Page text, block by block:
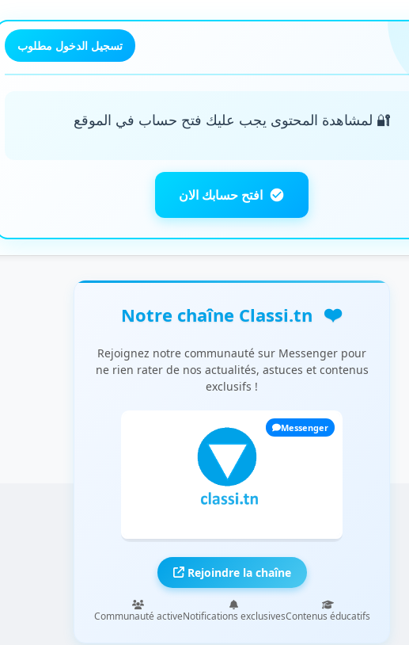
تسجيل الدخول مطلوب
🔐 لمشاهدة المحتوى يجب عليك فتح حساب في الموقع
افتح حسابك الان
Notre chaîne Classi.tn ❤️
Rejoignez notre communauté sur Messenger pour
ne rien rater de nos actualités, astuces et contenus
exclusifs !
Messenger
Rejoindre la chaîne
Communauté activeNotifications exclusivesContenus éducatifs